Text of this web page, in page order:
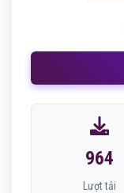
964
Lượt tải